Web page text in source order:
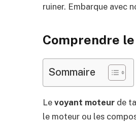
ruiner. Embarque avec
Comprendre
Sommaire
Levoyant moteur de
le moteur ou les